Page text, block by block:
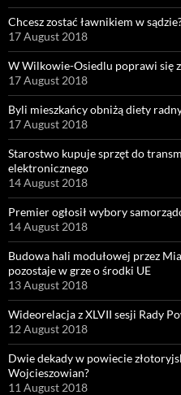
Chcesz zostać ławnikiem w
17 August 2018
W Wilkowie-Osiedlu poprawi się
17 August 2018
Byli mieszkańcy obniżą diety
17 August 2018
Starostwo kupuje sprzęt do
elektronicznego
14 August 2018
Premier ogłosił wybory
14 August 2018
Budowa hali modułowej przez
pozostaje w grze o środki UE
13 August 2018
Wideorelacja z XLVII sesji Rady
12 August 2018
Dwie dekady w powiecie
Wojcieszowian?
11 August 2018